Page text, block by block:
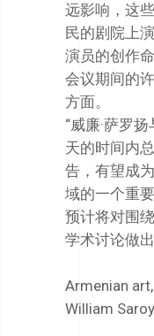
远影响，这
民的剧院上
演员的创作
会议期间的
方面。
“威廉·萨罗
天的时间内
告，有望成
域的一个重
预计将对围
学术讨论做
Armenian art,
William